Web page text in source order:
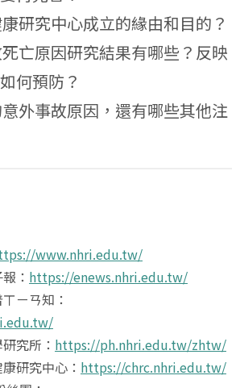
研究中心成立的緣由和目的？
亡原因研究結果有哪些？反映
何預防？
外事故原因，還有哪些其他注
www.nhri.edu.tw/
： https://enews.nhri.edu.tw/
ㄧㄢ知：
究所： https://ph.nhri.edu.tw/zhtw/
研究中心： https://chrc.nhri.edu.tw/